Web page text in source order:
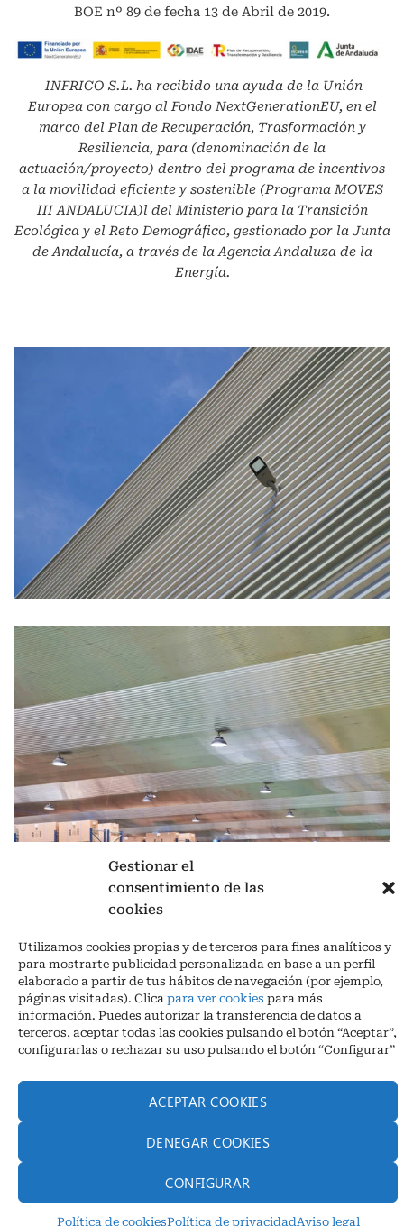
Gestionar el
consentimiento de las
cookies
Utilizamos cookies propias y de terceros para fines analíticos y
para mostrarte publicidad personalizada en base a un perfil
elaborado a partir de tus hábitos de navegación (por ejemplo,
páginas visitadas). Clica para ver cookies para más
información. Puedes autorizar la transferencia de datos a
terceros, aceptar todas las cookies pulsando el botón “Aceptar”,
configurarlas o rechazar su uso pulsando el botón “Configurar”
ACEPTAR COOKIES
DENEGAR COOKIES
CONFIGURAR
Política de cookiesPolítica de privacidadAviso legal
BOE nº 89 de fecha 13 de Abril de 2019.
INFRICO S.L. ha recibido una ayuda de la Unión
Europea con cargo al Fondo NextGenerationEU, en el
marco del Plan de Recuperación, Trasformación y
Resiliencia, para (denominación de la
actuación/proyecto) dentro del programa de incentivos
a la movilidad eficiente y sostenible (Programa MOVES
III ANDALUCIA)l del Ministerio para la Transición
Ecológica y el Reto Demográfico, gestionado por la Junta
de Andalucía, a través de la Agencia Andaluza de la
Energía.
Aviso legal|Política de privacidad
Ctra. A-3132, De Aguilar a A-318 por Moriles km 15,5 M.I. (Córdoba)
España
COORDENADAS: Latitud: 37,40 – Longitud -04,58 | Telf. + 34 957 51
30 68
info@infrico.com Infrico SL 2026©. Diseñado porBabait Technology